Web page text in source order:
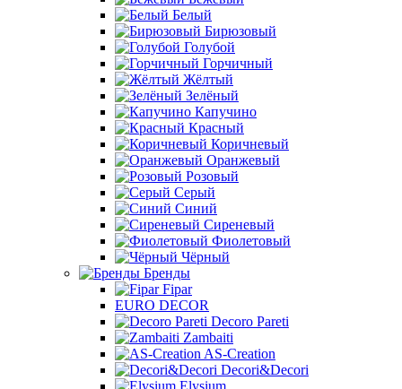
Белый
Бирюзовый
Голубой
Горчичный
Жёлтый
Зелёный
Капучино
Красный
Коричневый
Оранжевый
Розовый
Серый
Синий
Сиреневый
Фиолетовый
Чёрный
Бренды
Fipar
EURO DECOR
Decoro Pareti
Zambaiti
AS-Creation
Decori&Decori
Elysium